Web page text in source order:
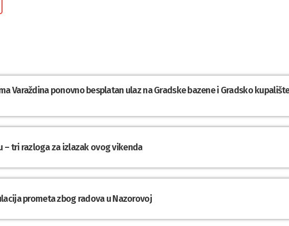
Varaždina ponovno besplatan ulaz na Gradske bazene i Gradsko
– tri razloga za izlazak ovog vikenda
prometa zbog radova u Nazorovoj